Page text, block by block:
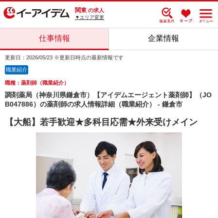
関東 の求人
▼エリア変更
仕事情報 企業情報
更新日：2026/05/23 ※更新日時点の最新情報です
職業紹介
職種：薬剤師（職業紹介）
調剤薬局（神奈川県鎌倉市）【アイデムエージェント薬剤師】（JO
B047886）の薬剤師の求人情報詳細（職業紹介） - 鎌倉市
【大船】若手歓迎★多科目応需★外来受けメイン